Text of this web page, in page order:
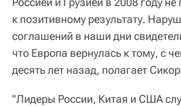
к позитивному результату.
соглашений в наши дни
что Европа вернулась к тому, с
десять лет назад, полагает
"Лидеры России, Китая и США